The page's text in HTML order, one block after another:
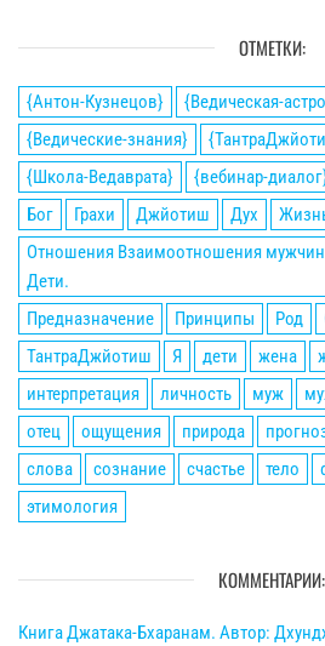
ОТМЕТКИ:
{Антон-Кузнецов}
{Ведическая-
{Ведические-знания}
{Школа-Ведаврата}
{вебинар-
Бог
Грахи Джйотиш Дух
Отношения Взаимоотношения
Дети.
Предназначение
Принципы Род
ТантраДжйотиш
Я дети жена
интерпретация
личность муж
отец
ощущения природа
слова
сознание счастье тело
этимология
КОММЕНТАРИИ:
Книга Джатака-Бхаранам. Автор: